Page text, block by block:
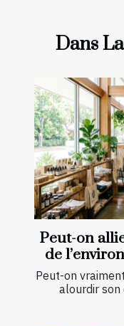
Dans
Peut-on
de
Peut-on
alourdir son